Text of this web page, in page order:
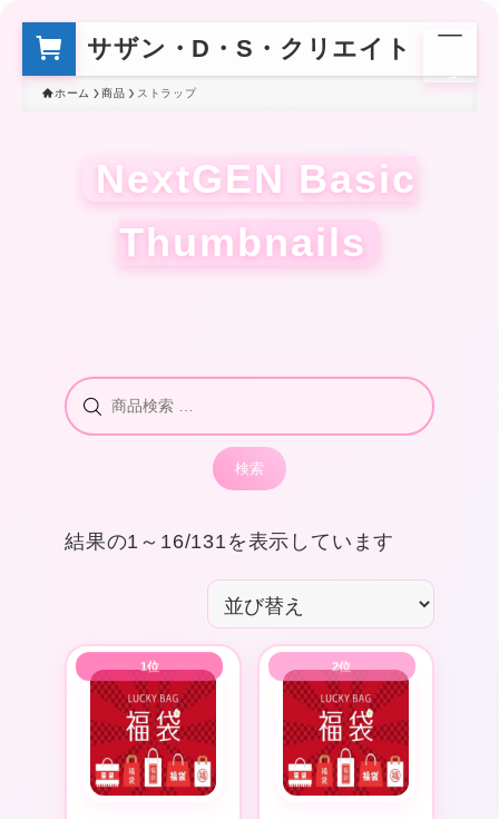
サザン・D・S・クリエイト
ュ
ホーム 商品 ストラップ
NextGEN Basic
Thumbnails
検
索
検索
結果の1～16/131を表示しています